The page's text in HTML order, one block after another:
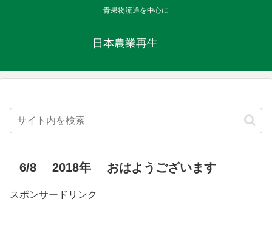
青果物流通を中心に
日本農業再生
6/8 2018年 おはようございます
スポンサードリンク